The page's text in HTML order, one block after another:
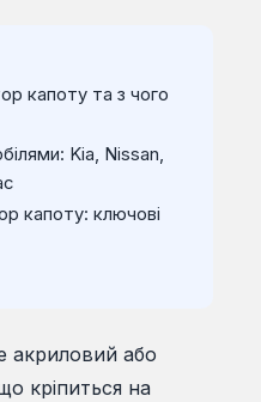
капоту та з чого
Kia, Nissan,
капоту: ключові
акриловий або
кріпиться на